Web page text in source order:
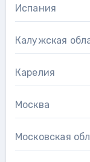
Испания
Калужская
Карелия
Москва
Московская